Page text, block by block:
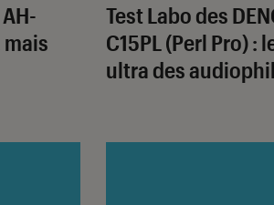
mais
Test Labo des
C15PL (Perl Pro) :
ultra des